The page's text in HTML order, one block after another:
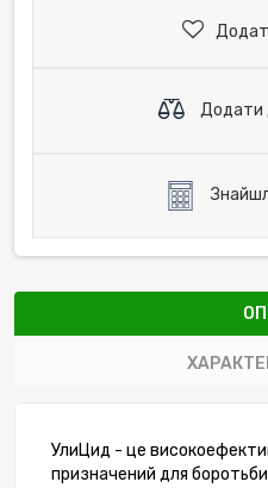
Додати
УлиЦид - це
призначений для